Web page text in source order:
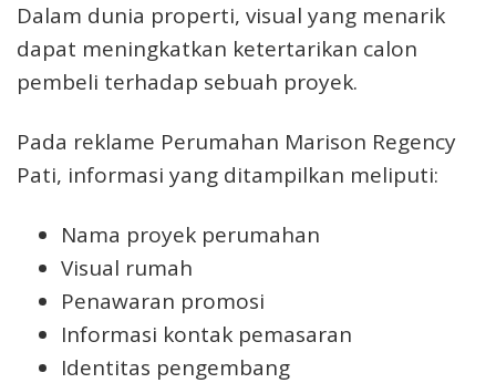
Dalam dunia properti, visual yang menarik
dapat meningkatkan ketertarikan calon
pembeli terhadap sebuah proyek.
Pada reklame Perumahan Marison Regency
Pati, informasi yang ditampilkan meliputi:
Nama proyek perumahan
Visual rumah
Penawaran promosi
Informasi kontak pemasaran
Identitas pengembang